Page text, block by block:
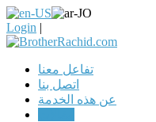
Login |
تفاعل معنا
اتصل بنا
عن هذه الخدمة